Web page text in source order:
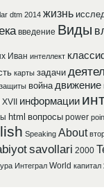
dtm 2014 жизнь
введение Виды
Иван интеллект
карты задачи
защиты война движение
XVII информации
html вопросы power
Speaking About
savollari 2000
Интеграл World капитал